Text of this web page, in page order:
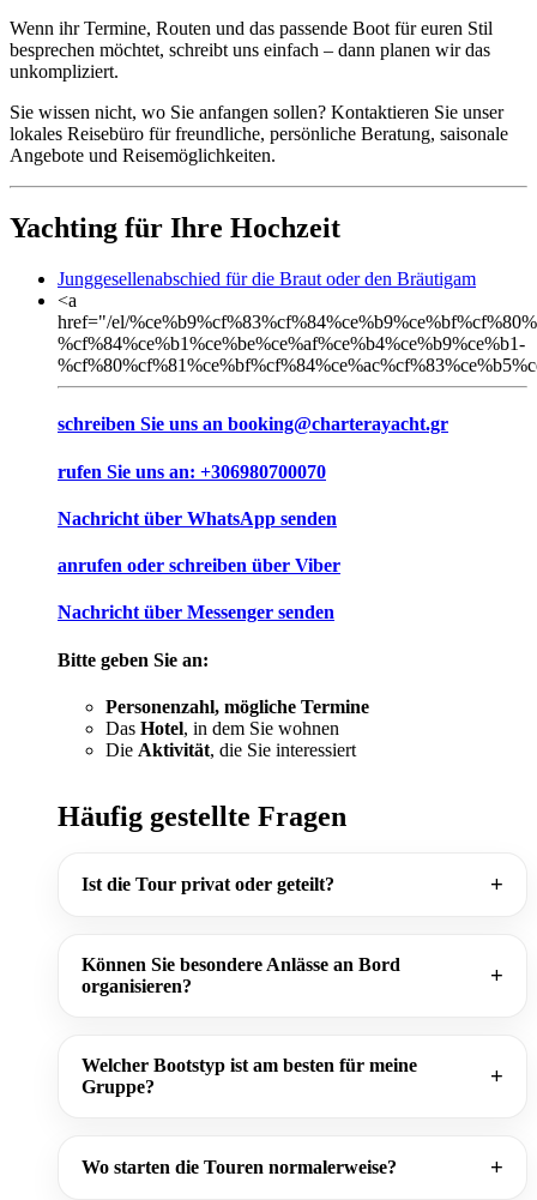
Wenn ihr Termine, Routen und das passende Boot für euren Stil
besprechen möchtet, schreibt uns einfach – dann planen wir das
unkompliziert.
Sie wissen nicht, wo Sie anfangen sollen? Kontaktieren Sie unser
lokales Reisebüro für freundliche, persönliche Beratung, saisonale
Angebote und Reisemöglichkeiten.
Yachting für Ihre Hochzeit
Junggesellenabschied für die Braut oder den Bräutigam
<a
href="/el/
%cf%84%ce%b1%ce%be%ce%af%ce%b4%ce%b9%ce%b1-
schreiben Sie uns an booking@charterayacht.gr
rufen Sie uns an: +306980700070
Nachricht über WhatsApp senden
anrufen oder schreiben über Viber
Nachricht über Messenger senden
Bitte geben Sie an:
Personenzahl, mögliche Termine
Das Hotel, in dem Sie wohnen
Die Aktivität, die Sie interessiert
Häufig gestellte Fragen
Ist die Tour privat oder geteilt?
Können Sie besondere Anlässe an Bord
organisieren?
Welcher Bootstyp ist am besten für meine
Gruppe?
Wo starten die Touren normalerweise?